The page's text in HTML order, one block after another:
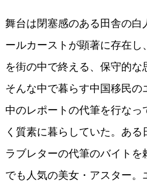
舞台は閉塞感のある田舎の白
ールカーストが顕著に存在し
を街の中で終える、保守的な
そんな中で暮らす中国移民
中のレポートの代筆を行な
く質素に暮らしていた。あ
ラブレターの代筆のバイト
でも人気の美女・アスター